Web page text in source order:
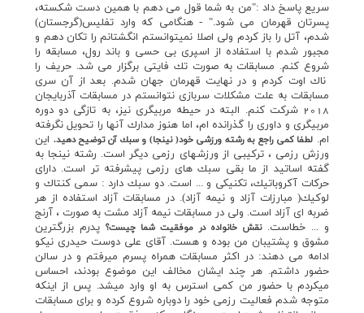
سريع پاسخ داد :"من به شما قول مي دهم با همين دست شكسته،
پسرتان قهرمان مي شود." - هنگامي كه وارد تفليس(گرجستان)
شدم، آتل را باز كردم ولي اصلا نميتوانستم انگشتانم را تكان دهم و
مجبور شدم با استفاده از اسپري بي حسي و باند رول، مسابقه را
شروع كنم. مسابقات به صورت تك فايتي برگزار مي شد. حريف را
ناك اوت كردم و در نهايت قهرمان جهان شدم. بعد از آن سري
مسابقات به علت مشكلات سربازي نتوانستم در مسابقات آذربايجان
2018 شركت كنم. البته در حيطه مربيگري نيز، به تازگي دو دوره
مربيگري و داوري را گذرانده ام، اما هنوز مدارك آنها را تحويل نگرفته
ام. لطفا كمي راجع به رشته ورزشي خود( نينجا) و سبك آن توضيح دهيد. اين
ورزش رزمي ، تركيبي از ورزشهاي رزمي ديگر است. رشته نينجا به
گفته اساتيد از ما بقي سبك هاي رزمي پيشرفته تر است. داراي
حركات آكروباتيك، تكنيكي و ... است. دو سبك دارد : سمي كنتاك و
لوكيك( مبارزات آزاد و نيمه آزاد). در مسابقات آزاد استفاده از هر
ضربه اي آزاد است. ولي در مسابقات نيمه آزاد مشت به صورت ، آرنج
و ... خطاست.نقش خانواده در موفقيت شما چيست؟پدرم بزرگترين
مشوق و پشتيبان من بوده و هست. آقاي علي دوست حيدري نيكو
ادامه مي دهند: در اكثر مسابقات همراه پسرم ميرفتم و در سالن
حضور داشتم. هر چند ايشان مخالف اين موضوع بودند، احساس
ميكردم با حضور من كمي استرس به او وارد ميشد. پس از اينكه
متوجه شدم فعاليت رزمي خود را دوباره شروع كرده و براي مسابقات